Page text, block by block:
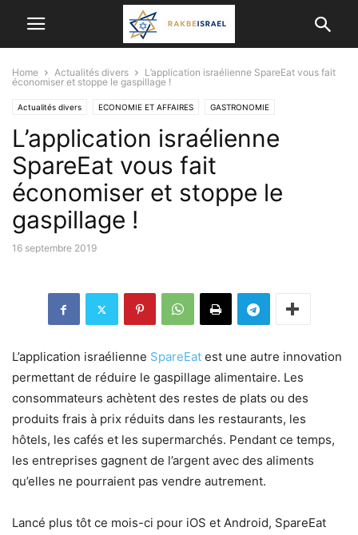
Home Actualités divers
L’application israélienne SpareEat vous fait
économiser et stoppe le gaspillage !
Actualités divers ECONOMIE ET ​​AFFAIRES GASTRONOMIE
L’application israélienne
SpareEat vous fait
économiser et stoppe le
gaspillage !
16 septembre 2019
L’application israélienne SpareEat est une autre innovation
permettant de réduire le gaspillage alimentaire. Les
consommateurs achètent des restes de plats ou des
produits frais à prix réduits dans les restaurants, les
hôtels, les cafés et les supermarchés. Pendant ce temps,
les entreprises gagnent de l’argent avec des aliments
qu’elles ne pourraient pas vendre autrement.
Lancé plus tôt ce mois-ci pour iOS et Android, SpareEat